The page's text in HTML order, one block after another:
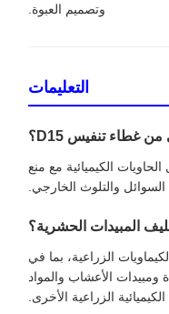
وتصميم العبوة.
التعليمات
الكيميائية مع منع
والتلوث الخارجي.
الزراعية، بما في
ومبيدات الأعشاب والمواد
الكيميائية الزراعية الأخرى.